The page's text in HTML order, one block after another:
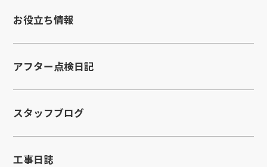
お役立ち情報
アフター点検日記
スタッフブログ
工事日誌